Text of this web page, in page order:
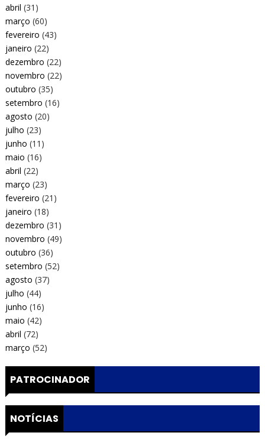
abril (31)
março (60)
fevereiro (43)
janeiro (22)
dezembro (22)
novembro (22)
outubro (35)
setembro (16)
agosto (20)
julho (23)
junho (11)
maio (16)
abril (22)
março (23)
fevereiro (21)
janeiro (18)
dezembro (31)
novembro (49)
outubro (36)
setembro (52)
agosto (37)
julho (44)
junho (16)
maio (42)
abril (72)
março (52)
PATROCINADOR
NOTÍCIAS